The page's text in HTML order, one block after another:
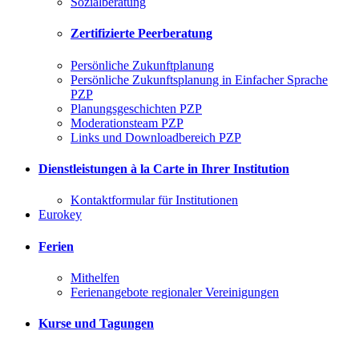
Zertifizierte Peerberatung
Persönliche Zukunftplanung
Persönliche Zukunftsplanung in Einfacher Sprache
PZP
Planungsgeschichten PZP
Moderationsteam PZP
Links und Downloadbereich PZP
Dienstleistungen à la Carte in Ihrer Institution
Kontaktformular für Institutionen
Eurokey
Ferien
Mithelfen
Ferienangebote regionaler Vereinigungen
Kurse und Tagungen